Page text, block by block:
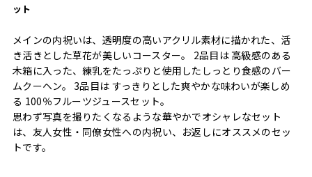
ット
メインの内祝いは、透明度の高いアクリル素材に描かれた、活
き活きとした草花が美しいコースター。 2品目は 高級感のある
木箱に入った、練乳をたっぷりと使用したしっとり食感のバー
ムクーヘン。 3品目は すっきりとした爽やかな味わいが楽しめ
る 100％フルーツジュースセット。
思わず写真を撮りたくなるような華やかでオシャレなセット
は、友人女性・同僚女性への内祝い、お返しにオススメのセッ
トです。